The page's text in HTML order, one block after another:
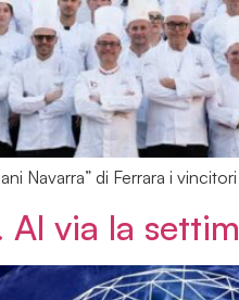
Navarra” di Ferrara i
Al via la